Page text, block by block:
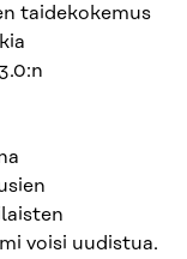
taidekokemus
voisi uudistua.